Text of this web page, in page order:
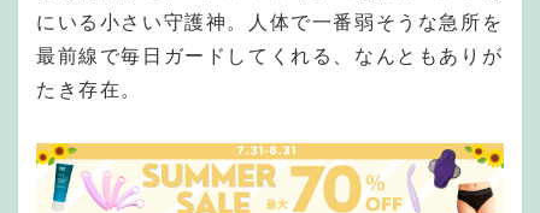
にいる小さい守護神。人体で一番弱そうな急所を
最前線で毎日ガードしてくれる、なんともありが
たき存在。